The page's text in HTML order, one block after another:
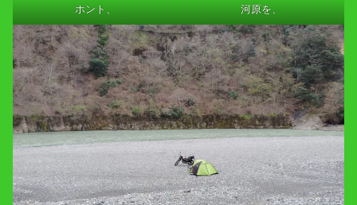
ホント、 河原を、